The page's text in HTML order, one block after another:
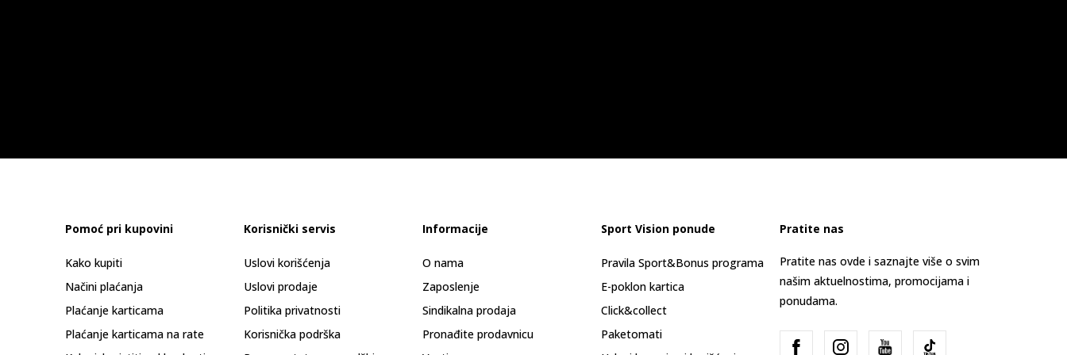
Pomoć pri kupovini
Kako kupiti
Načini plaćanja
Plaćanje karticama
Plaćanje karticama na rate
Korisnički servis
Uslovi korišćenja
Uslovi prodaje
Politika privatnosti
Korisnička podrška
Informacije
O nama
Zaposlenje
Sindikalna prodaja
Pronađite prodavnicu
Sport Vision ponude
Pravila Sport&Bonus programa
E-poklon kartica
Click&collect
Paketomati
Pratite nas
Pratite nas ovde i saznajte više o svim
našim aktuelnostima, promocijama i
ponudama.